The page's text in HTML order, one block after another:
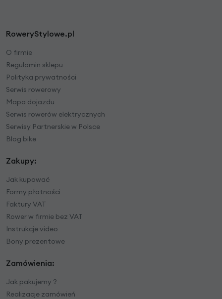
RoweryStylowe.pl
O firmie
Regulamin sklepu
Polityka prywatności
Serwis rowerowy
Mapa dojazdu
Serwis rowerów elektrycznych
Serwisy Partnerskie w Polsce
Blog bike
Zakupy:
Jak kupować
Formy płatności
Faktury VAT
Rower w firmie bez VAT
Instrukcje video
Bony prezentowe
Zamówienia:
Jak pakujemy ?
Realizacje zamówień